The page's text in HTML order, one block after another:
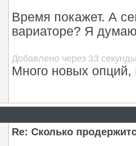
Время покажет. А
вариаторе? Я
Добавлено через 33
Много новых
Re: Сколько